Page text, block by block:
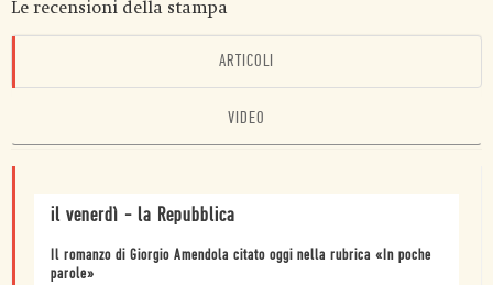
Le recensioni della stampa
ARTICOLI
VIDEO
il venerdì - la Repubblica
Il romanzo di Giorgio Amendola citato oggi nella rubrica «In poche
parole»